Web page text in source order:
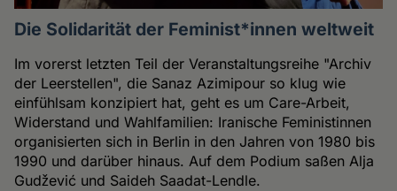
Die Solidarität der Feminist*innen weltweit
Im vorerst letzten Teil der Veranstaltungsreihe "Archiv
der Leerstellen", die Sanaz Azimipour so klug wie
einfühlsam konzipiert hat, geht es um Care-Arbeit,
Widerstand und Wahlfamilien: Iranische Feministinnen
organisierten sich in Berlin in den Jahren von 1980 bis
1990 und darüber hinaus. Auf dem Podium saßen Alja
Gudžević und Saideh Saadat-Lendle.